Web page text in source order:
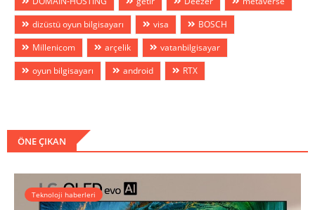
dizüstü oyun bilgisayarı
visa
BOSCH
Millenicom
arçelik
vatanbilgisayar
oyun bilgisayarı
android RTX
ÖNE ÇIKAN
Teknoloji haberleri